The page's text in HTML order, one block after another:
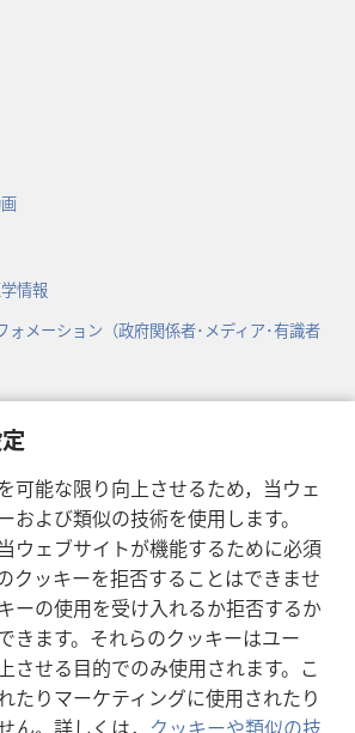
可能な限り向上させるため，当ウェ
および類似の技術を使用します。
ウェブサイトが機能するために必須
クッキーを拒否することはできませ
ーの使用を受け入れるか拒否するか
きます。それらのクッキーはユー
させる目的でのみ使用されます。こ
たりマーケティングに使用されたり
ん。詳しくは， クッキーや類似の技
情報
ォメーション（政府関係者･メディア･有識者
イン・ライブラリー
®